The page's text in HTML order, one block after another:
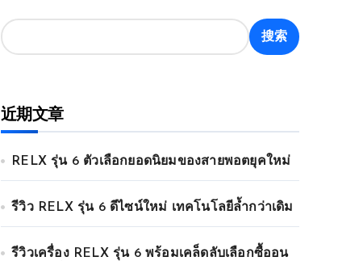
搜索
近期文章
RELX รุ่น 6 ตัวเลือกยอดนิยมของสายพอตยุคใหม่
รีวิว RELX รุ่น 6 ดีไซน์ใหม่ เทคโนโลยีล้ำกว่าเดิม
รีวิวเครื่อง RELX รุ่น 6 พร้อมเคล็ดลับเลือกซื้ออน